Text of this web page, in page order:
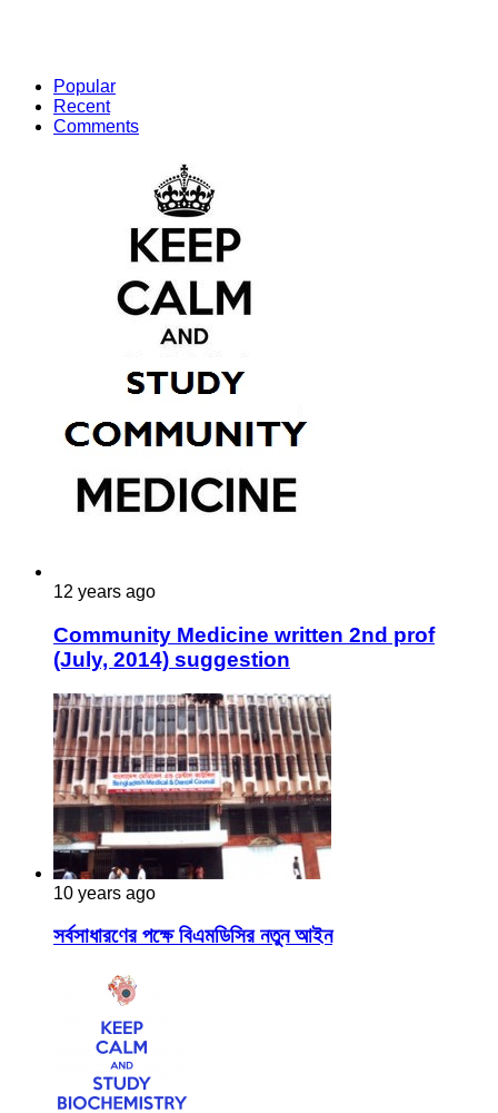
Popular
Recent
Comments
12 years ago
Community Medicine written 2nd prof
(July, 2014) suggestion
10 years ago
সর্বসাধারণের পক্ষে বিএমডিসির নতুন আইন